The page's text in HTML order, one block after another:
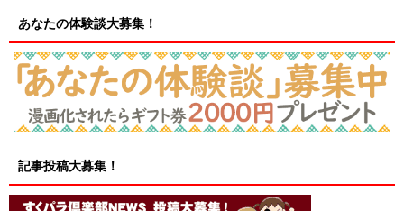
あなたの体験談大募集！
記事投稿大募集！